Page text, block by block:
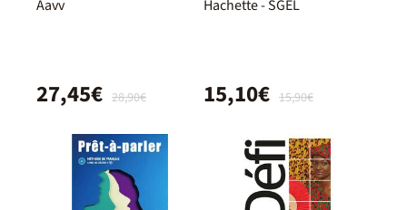
Aavv
28,90€
27,45€
Hachette - SGEL
15,90€
15,10€